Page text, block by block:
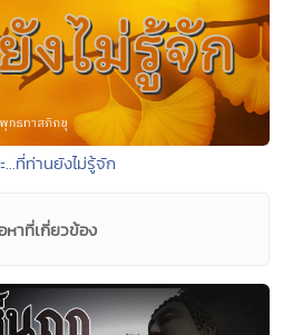
...ที่ท่านยังไม่รู้จัก
หาที่เกี่ยวข้อง